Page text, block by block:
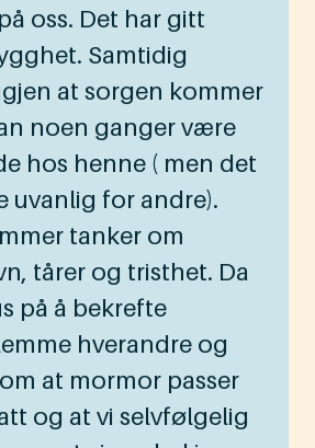
oss. Det har gitt
Samtidig
at sorgen kommer
noen ganger være
hos henne ( men det
uvanlig for andre).
tanker om
tårer og tristhet. Da
på å bekrefte
hverandre og
at mormor passer
og at vi selvfølgelig